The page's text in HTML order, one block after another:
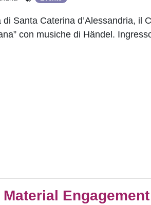
Santa Caterina d’Alessandria, il
con musiche di Händel.